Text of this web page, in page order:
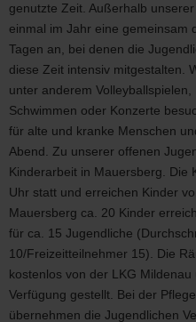
genutzte Zeit. Außerhalb
einmal im Jahr eine gemeinsam
Tagen an, bei denen die
diese Zeit intensiv mitgestalten.
unter anderem
Schwimmen oder Konzerte
für alte und kranke Menschen
Abend. Zu unserer offenen
Kinderarbeit in Mauersberg. Die
Uhr statt und erreichen Kinder
Mauersberg ca. 20 Kinder
für ca. 15 Jugendliche
10/Freizeitteilnehmer 15). Die
kostenlos von der LKG
Verfügung gestellt. Bei der
übernehmen die Jugendlichen